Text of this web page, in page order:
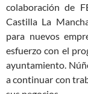
colaboración de
Castilla La
para nuevos
esfuerzo con el
ayuntamiento.
a continuar con